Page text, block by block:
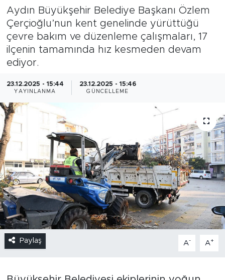
Aydın Büyükşehir Belediye Başkanı Özlem
Çerçioğlu’nun kent genelinde yürüttüğü
çevre bakım ve düzenleme çalışmaları, 17
ilçenin tamamında hız kesmeden devam
ediyor.
23.12.2025 - 15:44
YAYINLANMA
23.12.2025 - 15:46
GÜNCELLEME
Paylaş A- A+